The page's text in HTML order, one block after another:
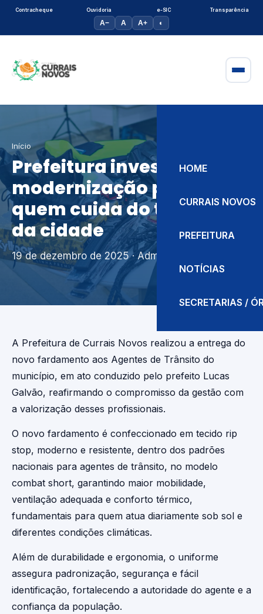
Contracheque Ouvidoria e-SIC Transparência
A− A A+ ◐
HOME
CURRAIS NOVOS
PREFEITURA
NOTÍCIAS
SECRETARIAS /
Início
Prefeitura investe em
modernização para
quem cuida do trânsito
da cidade
19 de dezembro de 2025· Admin
A Prefeitura de Currais Novos realizou a entrega do
novo fardamento aos Agentes de Trânsito do
município, em ato conduzido pelo prefeito Lucas
Galvão, reafirmando o compromisso da gestão com
a valorização desses profissionais.
O novo fardamento é confeccionado em tecido rip
stop, moderno e resistente, dentro dos padrões
nacionais para agentes de trânsito, no modelo
combat short, garantindo maior mobilidade,
ventilação adequada e conforto térmico,
fundamentais para quem atua diariamente sob sol e
diferentes condições climáticas.
Além de durabilidade e ergonomia, o uniforme
assegura padronização, segurança e fácil
identificação, fortalecendo a autoridade do agente e a
confiança da população.